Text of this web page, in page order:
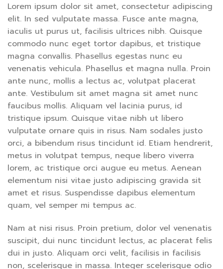
Lorem ipsum dolor sit amet, consectetur adipiscing
elit. In sed vulputate massa. Fusce ante magna,
iaculis ut purus ut, facilisis ultrices nibh. Quisque
commodo nunc eget tortor dapibus, et tristique
magna convallis. Phasellus egestas nunc eu
venenatis vehicula. Phasellus et magna nulla. Proin
ante nunc, mollis a lectus ac, volutpat placerat
ante. Vestibulum sit amet magna sit amet nunc
faucibus mollis. Aliquam vel lacinia purus, id
tristique ipsum. Quisque vitae nibh ut libero
vulputate ornare quis in risus. Nam sodales justo
orci, a bibendum risus tincidunt id. Etiam hendrerit,
metus in volutpat tempus, neque libero viverra
lorem, ac tristique orci augue eu metus. Aenean
elementum nisi vitae justo adipiscing gravida sit
amet et risus. Suspendisse dapibus elementum
quam, vel semper mi tempus ac.
Nam at nisi risus. Proin pretium, dolor vel venenatis
suscipit, dui nunc tincidunt lectus, ac placerat felis
dui in justo. Aliquam orci velit, facilisis in facilisis
non, scelerisque in massa. Integer scelerisque odio